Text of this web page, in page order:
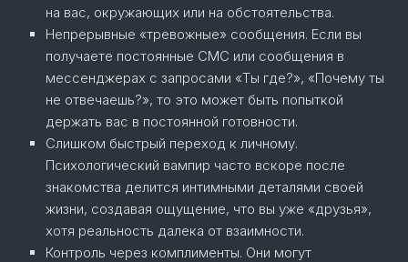
на вас, окружающих или на обстоятельства.
Непрерывные «тревожные» сообщения. Если вы
получаете постоянные СМС или сообщения в
мессенджерах с запросами «Ты где?», «Почему ты
не отвечаешь?», то это может быть попыткой
держать вас в постоянной готовности.
Слишком быстрый переход к личному.
Психологический вампир часто вскоре после
знакомства делится интимными деталями своей
жизни, создавая ощущение, что вы уже «друзья»,
хотя реальность далека от взаимности.
Контроль через комплименты. Они могут